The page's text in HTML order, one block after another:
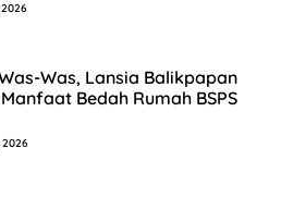
Was, Lansia Balikpapan
Bedah Rumah BSPS